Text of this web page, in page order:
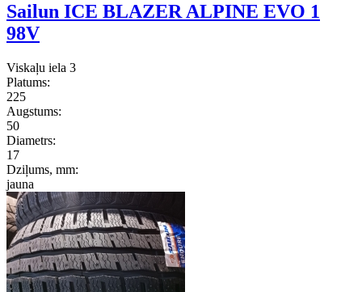
Sailun ICE BLAZER ALPINE EVO 1
98V
Viskaļu iela 3
Platums:
225
Augstums:
50
Diametrs:
17
Dziļums, mm:
jauna